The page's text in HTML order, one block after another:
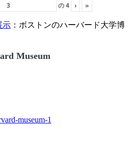
の4 › »
示 ：ボストンのハーバード大学博
Museum